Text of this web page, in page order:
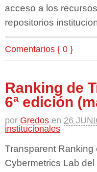
acceso a los
repositorios
Comentarios { 0 }
Ranking de
6ª edición
por Gredos en 26
institucionales
Transparent Ranking
Cybermetrics Lab